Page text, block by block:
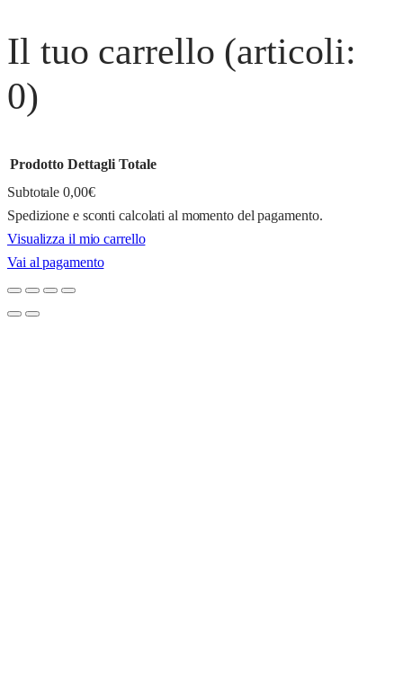
Il tuo carrello (articoli:
0)
Prodotti
nel
carrello
Prodotto Dettagli Totale
Subtotale0,00€
Spedizione e sconti calcolati al momento del pagamento.
Visualizza il mio carrello
Vai al pagamento